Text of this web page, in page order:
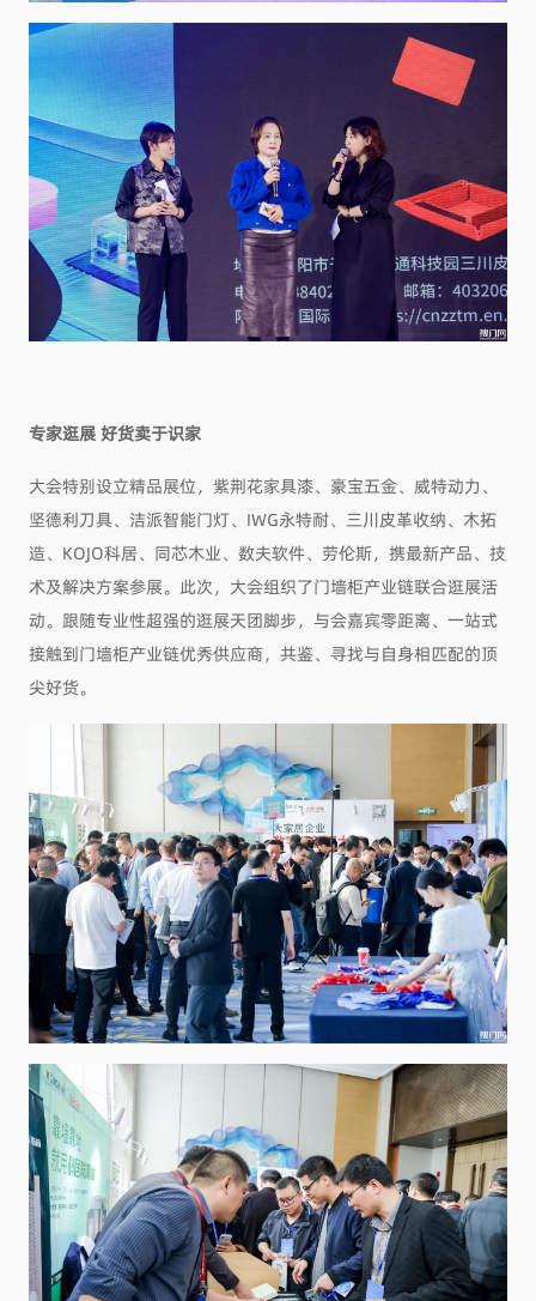
专家逛展 好货卖于识家
大会特别设立精品展位，紫荆花家具漆、豪宝五金、威特动力、
坚德利刀具、洁派智能门灯、IWG永特耐、三川皮革收纳、木拓
造、KOJO科居、同芯木业、数夫软件、劳伦斯，携最新产品、技
术及解决方案参展。此次，大会组织了门墙柜产业链联合逛展活
动。跟随专业性超强的逛展天团脚步，与会嘉宾零距离、一站式
接触到门墙柜产业链优秀供应商，共鉴、寻找与自身相匹配的顶
尖好货。